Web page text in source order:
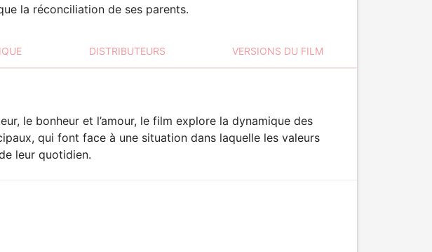
la réconciliation de ses parents.
DISTRIBUTEURS VERSIONS DU FILM
le bonheur et l’amour, le film explore la dynamique des
qui font face à une situation dans laquelle les valeurs
leur quotidien.